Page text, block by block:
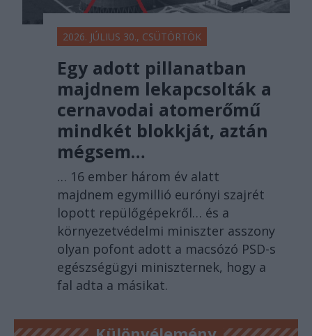
2026. JÚLIUS 30., CSÜTÖRTÖK
Egy adott pillanatban
majdnem lekapcsolták a
cernavodai atomerőmű
mindkét blokkját, aztán
mégsem…
… 16 ember három év alatt
majdnem egymillió eurónyi szajrét
lopott repülőgépekről… és a
környezetvédelmi miniszter asszony
olyan pofont adott a macsózó PSD-s
egészségügyi miniszternek, hogy a
fal adta a másikat.